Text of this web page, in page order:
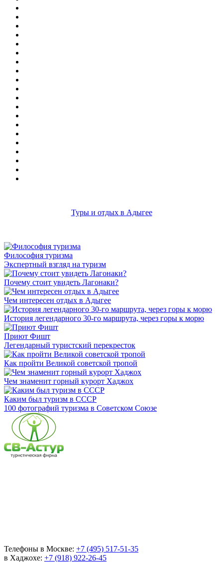
Туры и отдых в Адыгее
Философия туризма
Экспертный взгляд на туризм
Почему стоит увидеть Лагонаки?
Чем интересен отдых в Адыгее
История легендарного 30-го маршрута, через горы к морю
Приют Фишт
Легендарный туристский перекресток
Как пройти Великой советской тропой
Чем знаменит горный курорт Хаджох
Каким был туризм в СССР
100 фотографий туризма в Советском Союзе
Телефоны в Москве: +7 (495) 517-51-35
в Хаджохе: +7 (918) 922-26-45